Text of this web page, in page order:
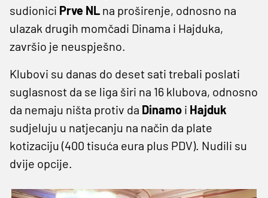
sudionici Prve NL na proširenje, odnosno na
ulazak drugih momčadi Dinama i Hajduka,
završio je neuspješno.
Klubovi su danas do deset sati trebali poslati
suglasnost da se liga širi na 16 klubova, odnosno
da nemaju ništa protiv da Dinamo i Hajduk
sudjeluju u natjecanju na način da plate
kotizaciju (400 tisuća eura plus PDV). Nudili su
dvije opcije.